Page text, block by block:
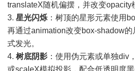
translateX随机偏摆，并改变opacity
3. 星光闪烁 ：树顶的星形元素使用
再通过animation改变box-shadow的
式发光。
4. 树底阴影 ：使用伪元素或单独div
或scaleX模拟投影，配合低透明度黑